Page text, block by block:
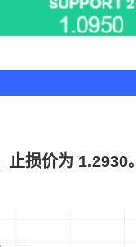
损价为 1.2930。